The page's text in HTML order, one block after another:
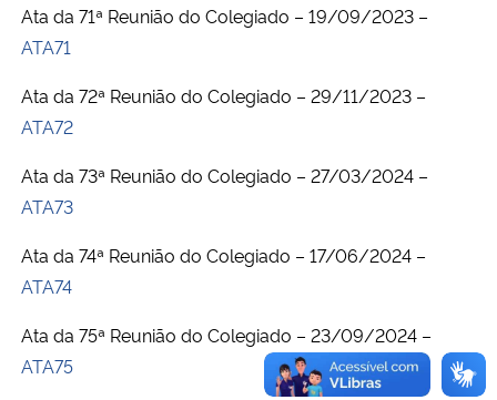
Planalto
Ata da 71ª Reunião do Colegiado – 19/09/2023 –
ATA71
Ata da 72ª Reunião do Colegiado – 29/11/2023 –
ATA72
Ata da 73ª Reunião do Colegiado – 27/03/2024 –
ATA73
Ata da 74ª Reunião do Colegiado – 17/06/2024 –
ATA74
Ata da 75ª Reunião do Colegiado – 23/09/2024 –
ATA75